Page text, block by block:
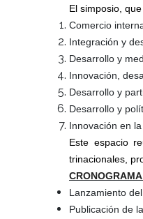
El simposio,
Comercio
Integración y
Desarrollo y
Innovación,
Desarrollo y
Desarrollo y
Innovación en la
Este espacio
trinacionales,
Lanzamiento
Publicación de